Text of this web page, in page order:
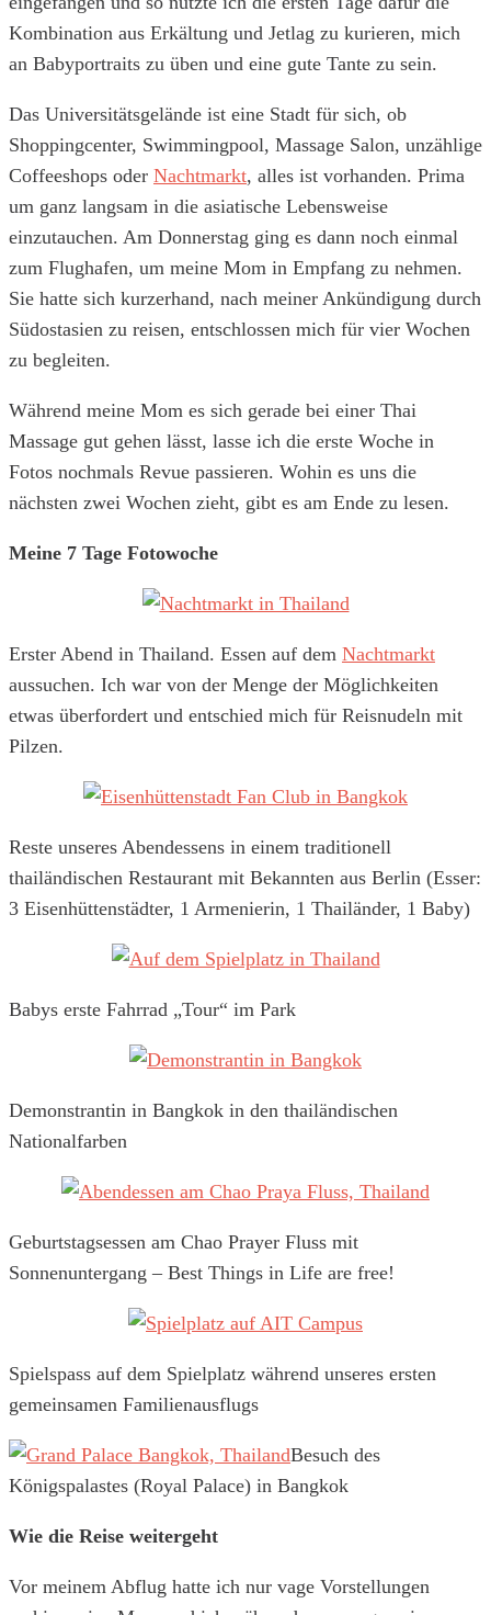
Kombination aus Erkältung und Jetlag zu kurieren, mich
an Babyportraits zu üben und eine gute Tante zu sein.
Das Universitätsgelände ist eine Stadt für sich, ob
Shoppingcenter, Swimmingpool, Massage Salon, unzählige
Coffeeshops oder Nachtmarkt, alles ist vorhanden. Prima
um ganz langsam in die asiatische Lebensweise
einzutauchen. Am Donnerstag ging es dann noch einmal
zum Flughafen, um meine Mom in Empfang zu nehmen.
Sie hatte sich kurzerhand, nach meiner Ankündigung durch
Südostasien zu reisen, entschlossen mich für vier Wochen
zu begleiten.
Während meine Mom es sich gerade bei einer Thai
Massage gut gehen lässt, lasse ich die erste Woche in
Fotos nochmals Revue passieren. Wohin es uns die
nächsten zwei Wochen zieht, gibt es am Ende zu lesen.
Meine 7 Tage Fotowoche
Erster Abend in Thailand. Essen auf dem Nachtmarkt
aussuchen. Ich war von der Menge der Möglichkeiten
etwas überfordert und entschied mich für Reisnudeln mit
Pilzen.
Reste unseres Abendessens in einem traditionell
thailändischen Restaurant mit Bekannten aus Berlin (Esser:
3 Eisenhüttenstädter, 1 Armenierin, 1 Thailänder, 1 Baby)
Babys erste Fahrrad „Tour“ im Park
Demonstrantin in Bangkok in den thailändischen
Nationalfarben
Geburtstagsessen am Chao Prayer Fluss mit
Sonnenuntergang – Best Things in Life are free!
Spielspass auf dem Spielplatz während unseres ersten
gemeinsamen Familienausflugs
Besuch des
Königspalastes (Royal Palace) in Bangkok
Wie die Reise weitergeht
Vor meinem Abflug hatte ich nur vage Vorstellungen